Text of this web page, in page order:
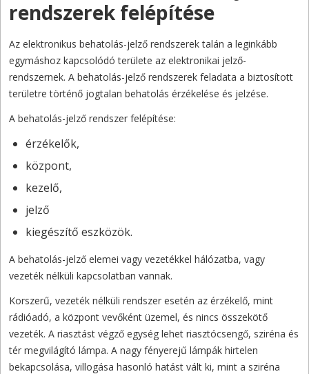
rendszerek felépítése
Az elektronikus behatolás-jelző rendszerek talán a leginkább
egymáshoz kapcsolódó területe az elektronikai jelző-
rendszernek. A behatolás-jelző rendszerek feladata a biztosított
területre történő jogtalan behatolás érzékelése és jelzése.
A behatolás-jelző rendszer felépítése:
érzékelők,
központ,
kezelő,
jelző
kiegészítő eszközök.
A behatolás-jelző elemei vagy vezetékkel hálózatba, vagy
vezeték nélküli kapcsolatban vannak.
Korszerű, vezeték nélküli rendszer esetén az érzékelő, mint
rádióadó, a központ vevőként üzemel, és nincs összekötő
vezeték. A riasztást végző egység lehet riasztócsengő, sziréna és
tér megvilágító lámpa. A nagy fényerejű lámpák hirtelen
bekapcsolása, villogása hasonló hatást vált ki, mint a sziréna